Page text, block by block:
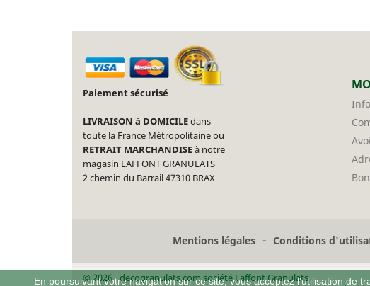
Paiement sécurisé
LIVRAISON à DOMICILEdans
toute la France Métropolitaine ou
RETRAIT MARCHANDISEà notre
magasin LAFFONT GRANULATS
2 chemin du Barrail 47310 BRAX
Mentions légales - Conditions
En poursuivant votre navigation sur ce site, vous acceptez l'utilisation de
© 2026 - decogranulats.com société Laffont Granulats